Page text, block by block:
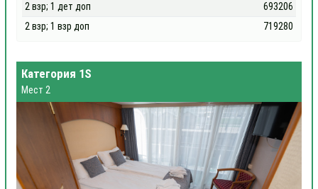
2 взр; 1 дет доп
693206
2 взр; 1 взр доп
719280
Категория 1S
Мест 2